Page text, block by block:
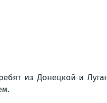
из Донецкой и